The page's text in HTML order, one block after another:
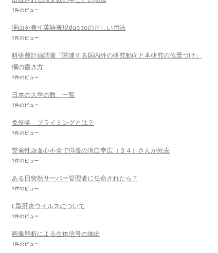
1件のビュー
理由を表す英語表現due toの正しい用法
1件のビュー
科研費計画調書「関連する国内外の研究動向と本研究の位置づけ」
欄の書き方
1件のビュー
日本の大学の数、一覧
1件のビュー
免疫学 プライミングとは？
1件のビュー
突発性虚血心不全で俳優の滝口幸広（３４）さんが死去
1件のビュー
ある日突然サーバー管理者に任命されたら？
1件のビュー
C型肝炎ウイルスについて
1件のビュー
画像解析による生体信号の抽出
1件のビュー